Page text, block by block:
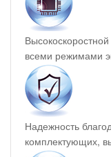
всеми режимами
Надежность
комплектующих,